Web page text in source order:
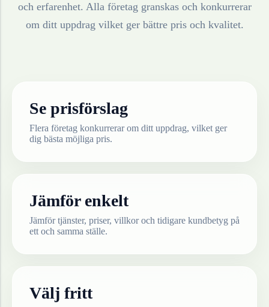
och erfarenhet. Alla företag granskas och konkurrerar
om ditt uppdrag vilket ger bättre pris och kvalitet.
Se prisförslag
Flera företag konkurrerar om ditt uppdrag, vilket ger
dig bästa möjliga pris.
Jämför enkelt
Jämför tjänster, priser, villkor och tidigare kundbetyg på
ett och samma ställe.
Välj fritt